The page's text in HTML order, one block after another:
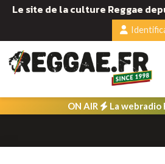
Le site de la culture Reggae
ON AIR La webradio